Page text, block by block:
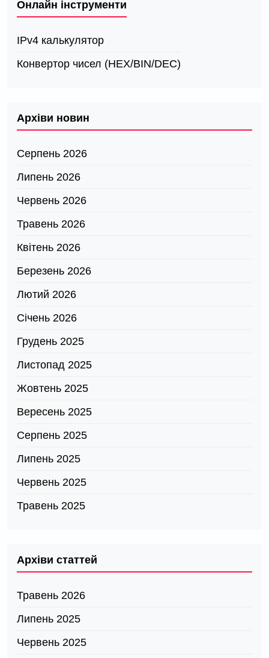
Онлайн інструменти
IPv4 калькулятор
Конвертор чисел (HEX/BIN/DEC)
Архіви новин
Серпень 2026
Липень 2026
Червень 2026
Травень 2026
Квітень 2026
Березень 2026
Лютий 2026
Січень 2026
Грудень 2025
Листопад 2025
Жовтень 2025
Вересень 2025
Серпень 2025
Липень 2025
Червень 2025
Травень 2025
Архіви статтей
Травень 2026
Липень 2025
Червень 2025